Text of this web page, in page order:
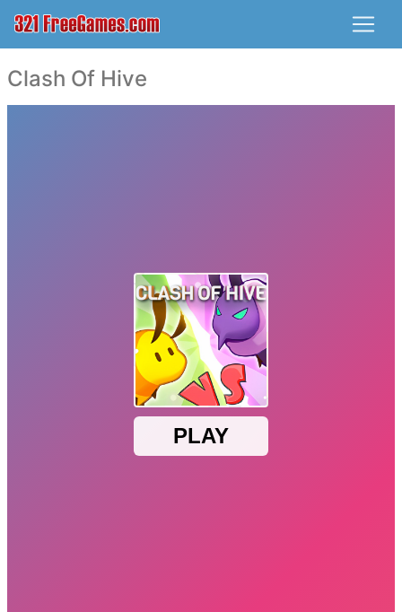
Clash Of Hive